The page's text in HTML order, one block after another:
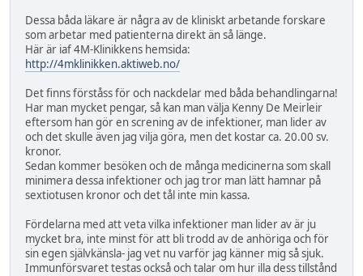
Dessa båda läkare är några av de kliniskt arbetande forskare
som arbetar med patienterna direkt än så länge.
Här är iaf 4M-Klinikkens hemsida:
http://4mklinikken.aktiweb.no/
Det finns förståss för och nackdelar med båda behandlingarna!
Har man mycket pengar, så kan man välja Kenny De Meirleir
eftersom han gör en screning av de infektioner, man lider av
och det skulle även jag vilja göra, men det kostar ca. 20.00 sv.
kronor.
Sedan kommer besöken och de många medicinerna som skall
minimera dessa infektioner och jag tror man lätt hamnar på
sextiotusen kronor och det tål inte min kassa.
Fördelarna med att veta vilka infektioner man lider av är ju
mycket bra, inte minst för att bli trodd av de anhöriga och för
sin egen självkänsla- jag vet nu varför jag känner mig så sjuk.
Immunförsvaret testas också och talar om hur illa dess tillstånd